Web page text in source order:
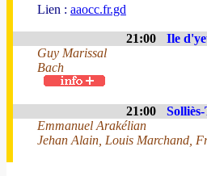
Lien : aaocc.fr.gd
21:00 Ile
Guy Marissal
Bach
21:00
Emmanuel Arakélian
Jehan Alain, Louis Marchand,